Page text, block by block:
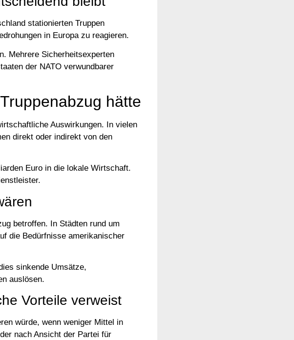
stationierten Truppen
in Europa zu reagieren.
Mehrere Sicherheitsexperten
der NATO verwundbarer
hätte
Auswirkungen. In vielen
direkt oder indirekt von den
Euro in die lokale Wirtschaft.
betroffen. In Städten rund um
die Bedürfnisse amerikanischer
sinkende Umsätze,
auslösen.
Vorteile verweist
würde, wenn weniger Mittel in
nach Ansicht der Partei für